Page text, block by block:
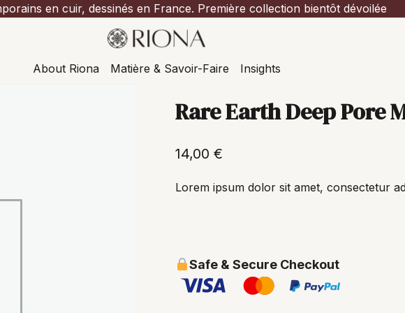
en cuir, dessinés en France. Première collection bientôt dévoilée
About Riona Matière & Savoir-Faire Insights
Rare Earth Deep Pore
14,00 €
Lorem ipsum dolor sit amet, consectetur
Safe & Secure Checkout